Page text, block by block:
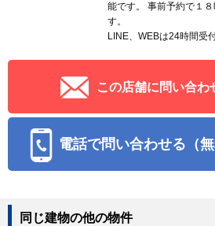
能です。 事前予約で１
す。
LINE、WEBは24時間受
この店舗に問い合わ
電話で問い合わせる（無
同じ建物の他の物件